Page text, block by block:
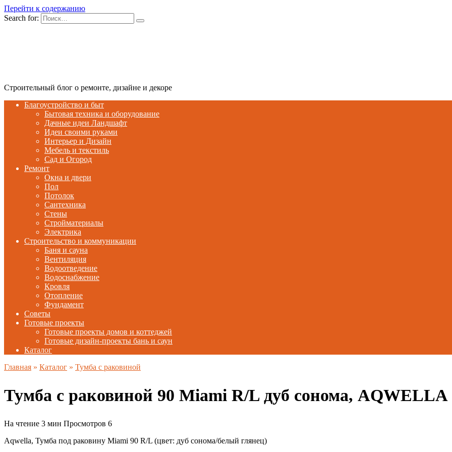
Перейти к содержанию
Search for:
Строительный блог о ремонте, дизайне и декоре
Благоустройство и быт
Бытовая техника и оборудование
Дачные идеи Ландшафт
Идеи своими руками
Интерьер и Дизайн
Мебель и текстиль
Сад и Огород
Ремонт
Окна и двери
Пол
Потолок
Сантехника
Стены
Стройматериалы
Электрика
Строительство и коммуникации
Баня и сауна
Вентиляция
Водоотведение
Водоснабжение
Кровля
Отопление
Фундамент
Советы
Готовые проекты
Готовые проекты домов и коттеджей
Готовые дизайн-проекты бань и саун
Каталог
Главная » Каталог » Тумба с раковиной
Тумба с раковиной 90 Miami R/L дуб сонома, AQWELLA
На чтение 3 мин Просмотров 6
Aqwella, Тумба под раковину Miami 90 R/L (цвет: дуб сонома/белый глянец)